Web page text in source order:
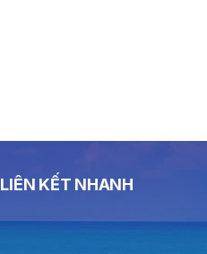
LIÊN KẾT NHANH